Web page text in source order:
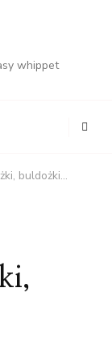
whippet
buldożki…